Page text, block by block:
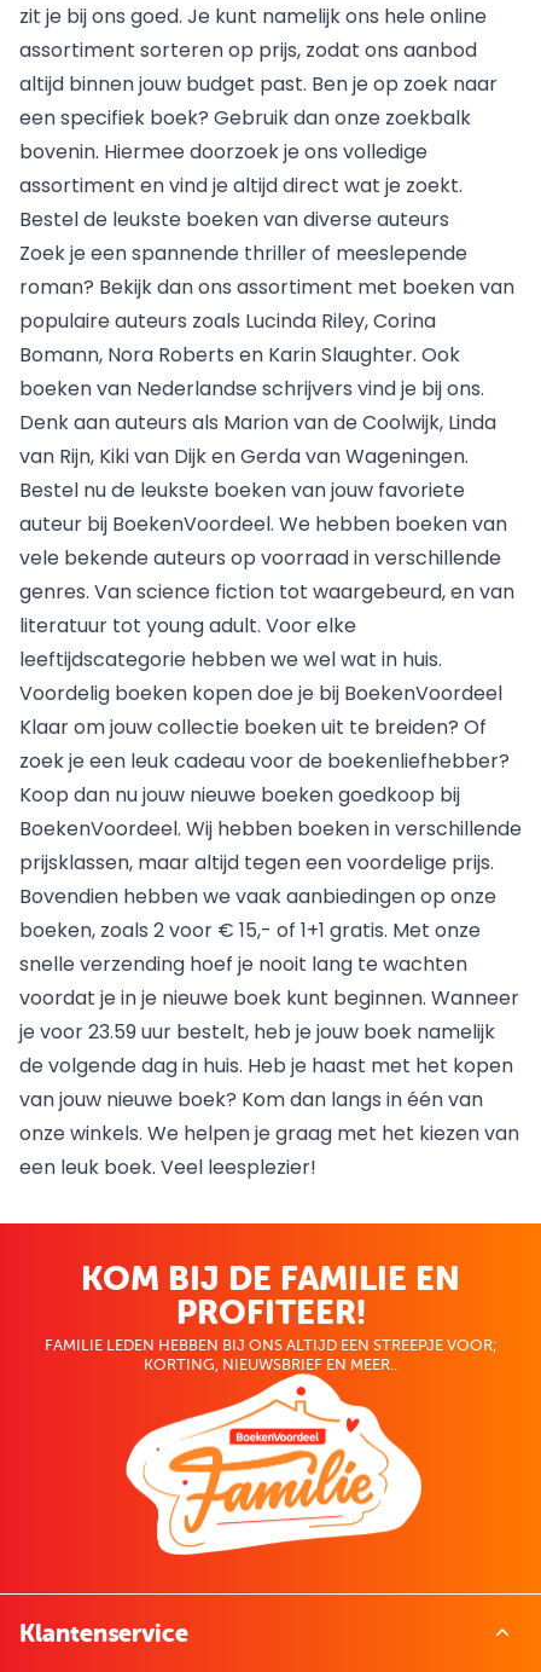
zit je bij ons goed. Je kunt namelijk ons hele online
assortiment sorteren op prijs, zodat ons aanbod
altijd binnen jouw budget past. Ben je op zoek naar
een specifiek boek? Gebruik dan onze zoekbalk
bovenin. Hiermee doorzoek je ons volledige
assortiment en vind je altijd direct wat je zoekt.
Bestel de leukste boeken van diverse auteurs
Zoek je eenspannende thrillerof meeslepende
roman? Bekijk dan ons assortiment met boeken van
populaire auteurs zoals Lucinda Riley, Corina
Bomann, Nora Roberts en Karin Slaughter. Ook
boeken van Nederlandse schrijvers vind je bij ons.
Denk aan auteurs als Marion van de Coolwijk, Linda
van Rijn, Kiki van Dijk en Gerda van Wageningen.
Bestel nu de leukste boeken van jouw favoriete
auteur bij BoekenVoordeel. We hebben boeken van
vele bekende auteurs op voorraad in verschillende
genres. Van science fiction tot waargebeurd, en van
literatuur tot young adult. Voor elke
leeftijdscategorie hebben we wel wat in huis.
Voordelig boeken kopen doe je bij BoekenVoordeel
Klaar om jouw collectie boeken uit te breiden? Of
zoek je een leuk cadeau voor de boekenliefhebber?
Koop dan nu jouw nieuwe boeken goedkoop bij
BoekenVoordeel. Wij hebben boeken in verschillende
prijsklassen, maar altijd tegen een voordelige prijs.
Bovendien hebben we vaak aanbiedingen op onze
boeken, zoals 2 voor € 15,- of 1+1 gratis. Met onze
snelle verzending hoef je nooit lang te wachten
voordat je in je nieuwe boek kunt beginnen. Wanneer
je voor 23.59 uur bestelt, heb je jouw boek namelijk
de volgende dag in huis. Heb je haast met het kopen
van jouw nieuwe boek? Kom dan langs in één van
onzewinkels. We helpen je graag met het kiezen van
een leuk boek. Veel leesplezier!
KOM BIJ DE FAMILIE EN
PROFITEER!
FAMILIE LEDEN HEBBEN BIJ ONS ALTIJD EEN STREEPJE VOOR;
KORTING, NIEUWSBRIEF EN MEER..
Klantenservice